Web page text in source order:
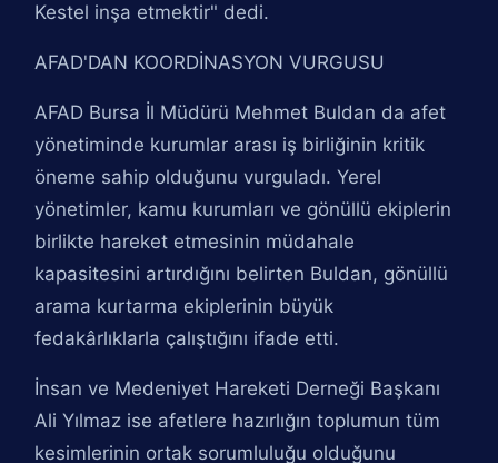
Kestel inşa etmektir" dedi.
AFAD'DAN KOORDİNASYON VURGUSU
AFAD Bursa İl Müdürü Mehmet Buldan da afet
yönetiminde kurumlar arası iş birliğinin kritik
öneme sahip olduğunu vurguladı. Yerel
yönetimler, kamu kurumları ve gönüllü ekiplerin
birlikte hareket etmesinin müdahale
kapasitesini artırdığını belirten Buldan, gönüllü
arama kurtarma ekiplerinin büyük
fedakârlıklarla çalıştığını ifade etti.
İnsan ve Medeniyet Hareketi Derneği Başkanı
Ali Yılmaz ise afetlere hazırlığın toplumun tüm
kesimlerinin ortak sorumluluğu olduğunu